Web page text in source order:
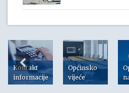
Kontakt
informacije
Općinsko
vijeće